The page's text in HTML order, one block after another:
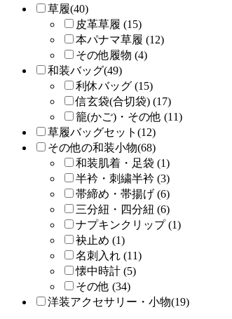
草履(40)
皮革草履 (15)
本パナマ草履 (12)
その他履物 (4)
和装バッグ(49)
利休バッグ (15)
信玄袋(合切袋) (17)
籠(かご)・その他 (11)
草履バッグセット(12)
その他の和装小物(68)
和装肌着・足袋 (1)
半衿・刺繍半衿 (3)
帯締め・帯揚げ (6)
三分紐・四分紐 (6)
ナプキンクリップ (1)
袂止め (1)
名刺入れ (11)
懐中時計 (5)
その他 (34)
洋装アクセサリー・小物(19)